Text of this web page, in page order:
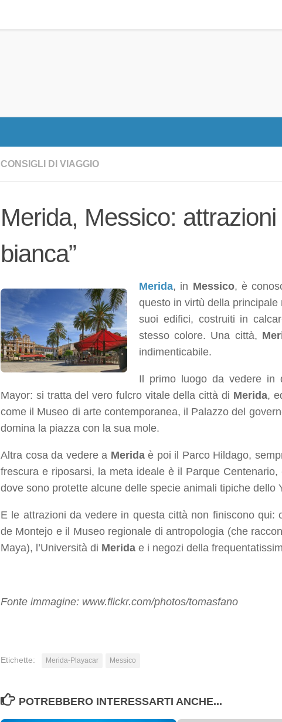
CONSIGLI DI VIAGGIO
Merida, Messico:
bianca”
Merida, in Messico, è
questo in virtù della
suoi edifici, costruiti in
stesso colore. Una città,
indimenticabile.
Il primo luogo da vedere in
Mayor: si tratta del vero fulcro vitale della città di Merida,
come il Museo di arte contemporanea, il Palazzo del
domina la piazza con la sua mole.
Altra cosa da vedere a Meridaè poi il Parco Hildago,
frescura e riposarsi, la meta ideale è il Parque
dove sono protette alcune delle specie animali tipiche dello
E le attrazioni da vedere in questa città non finiscono qui:
de Montejo e il Museo regionale di antropologia (che
Maya), l’Università di Merida e i negozi della
Fonte immagine: www.flickr.com/photos/tomasfano
Etichette: Merida-Playacar Messico
POTREBBERO INTERESSARTI ANCHE...